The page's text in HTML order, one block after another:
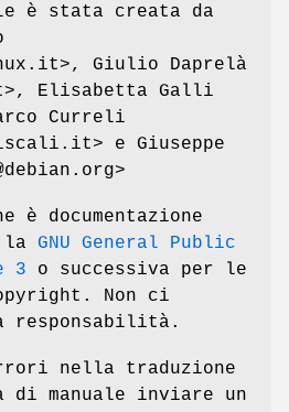
è stata creata da
Giulio Daprelà
Elisabetta Galli
Curreli
e Giuseppe
è documentazione
la GNU General Public
3 o successiva per le
Non ci
responsabilità.
nella traduzione
di manuale inviare un